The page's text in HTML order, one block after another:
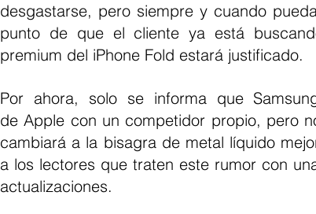
desgastarse, pero siempre y cuando
punto de que el cliente ya está
premium del iPhone Fold estará justificado.
Por ahora, solo se informa que
de Apple con un competidor propio, pero
cambiará a la bisagra de metal líquido
a los lectores que traten este rumor con
actualizaciones.